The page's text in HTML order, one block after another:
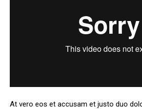
At vero eos et accusam et justo duo